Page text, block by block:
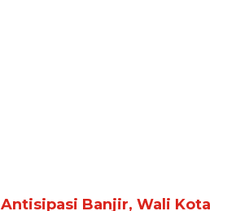
Antisipasi Banjir, Wali Kota